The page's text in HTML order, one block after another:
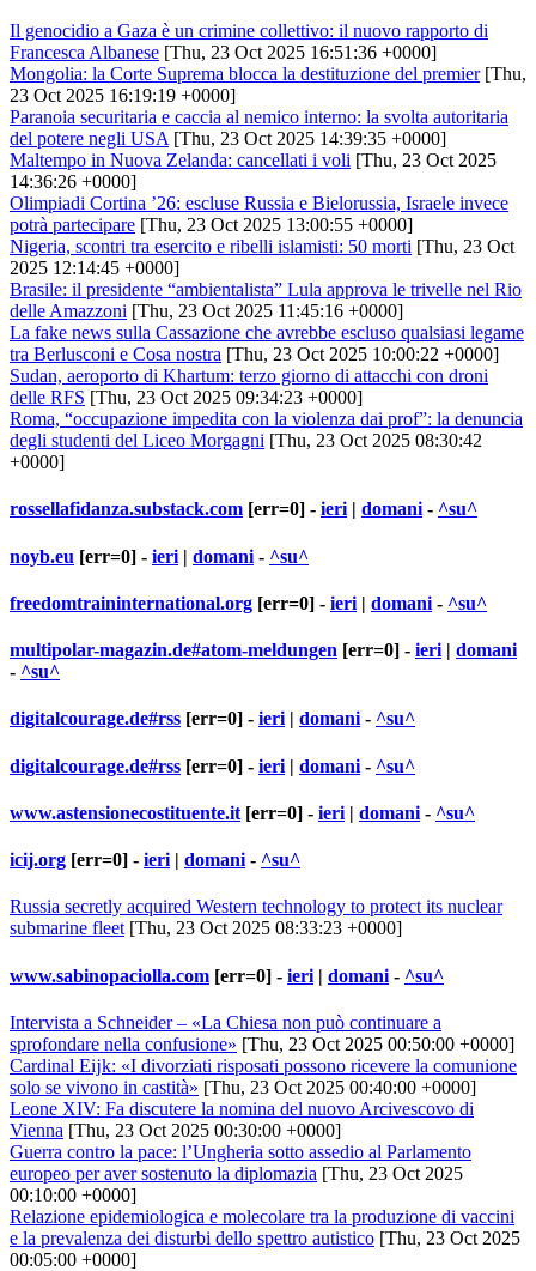
Il genocidio a Gaza è un crimine collettivo: il nuovo rapporto di
Francesca Albanese [Thu, 23 Oct 2025 16:51:36 +0000]
Mongolia: la Corte Suprema blocca la destituzione del premier[Thu,
23 Oct 2025 16:19:19 +0000]
Paranoia securitaria e caccia al nemico interno: la svolta autoritaria
del potere negli USA [Thu, 23 Oct 2025 14:39:35 +0000]
Maltempo in Nuova Zelanda: cancellati i voli [Thu, 23 Oct 2025
14:36:26 +0000]
Olimpiadi Cortina ’26: escluse Russia e Bielorussia, Israele invece
potrà partecipare [Thu, 23 Oct 2025 13:00:55 +0000]
Nigeria, scontri tra esercito e ribelli islamisti: 50 morti [Thu, 23 Oct
2025 12:14:45 +0000]
Brasile: il presidente “ambientalista” Lula approva le trivelle nel Rio
delle Amazzoni [Thu, 23 Oct 2025 11:45:16 +0000]
La fake news sulla Cassazione che avrebbe escluso qualsiasi legame
tra Berlusconi e Cosa nostra [Thu, 23 Oct 2025 10:00:22 +0000]
Sudan, aeroporto di Khartum: terzo giorno di attacchi con droni
delle RFS [Thu, 23 Oct 2025 09:34:23 +0000]
Roma, “occupazione impedita con la violenza dai prof”: la denuncia
degli studenti del Liceo Morgagni [Thu, 23 Oct 2025 08:30:42
+0000]
rossellafidanza.substack.com [err=0] - ieri | domani - ^su^
noyb.eu [err=0] - ieri | domani - ^su^
freedomtraininternational.org [err=0] - ieri | domani - ^su^
multipolar-magazin.de#atom-meldungen [err=0] - ieri | domani
- ^su^
digitalcourage.de#rss [err=0] - ieri | domani - ^su^
digitalcourage.de#rss [err=0] - ieri | domani - ^su^
www.astensionecostituente.it [err=0] - ieri | domani - ^su^
icij.org [err=0] - ieri | domani - ^su^
Russia secretly acquired Western technology to protect its nuclear
submarine fleet [Thu, 23 Oct 2025 08:33:23 +0000]
www.sabinopaciolla.com [err=0] - ieri | domani - ^su^
Intervista a Schneider – «La Chiesa non può continuare a
sprofondare nella confusione» [Thu, 23 Oct 2025 00:50:00 +0000]
Cardinal Eĳk: «I divorziati risposati possono ricevere la comunione
solo se vivono in castità» [Thu, 23 Oct 2025 00:40:00 +0000]
Leone XIV: Fa discutere la nomina del nuovo Arcivescovo di
Vienna [Thu, 23 Oct 2025 00:30:00 +0000]
Guerra contro la pace: l’Ungheria sotto assedio al Parlamento
europeo per aver sostenuto la diplomazia [Thu, 23 Oct 2025
00:10:00 +0000]
Relazione epidemiologica e molecolare tra la produzione di vaccini
e la prevalenza dei disturbi dello spettro autistico [Thu, 23 Oct 2025
00:05:00 +0000]